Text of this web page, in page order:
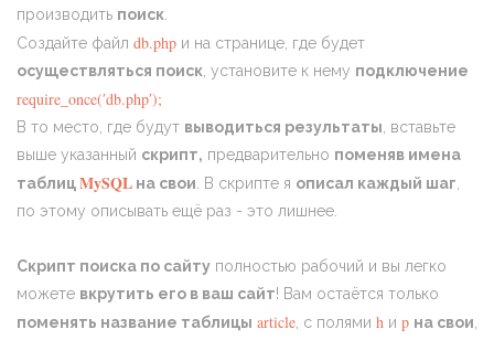
производить поиск
Создайте файл db.php и на странице, где будет
осуществляться поиск , установите к нему подключение
require_once(′db.php′);
В то место, где будут выводиться результаты , вставьте
выше указанный скрипт, предварительно поменяв имена
таблицMySQL на свои . В скрипте я описал каждый шаг
по этому описывать ещё раз - это лишнее.
Скрипт поиска по сайту полностью рабочий и вы легко
можете вкрутить его в ваш сайт! Вам остаётся только
поменять название таблицы article , с полями h и p на свои